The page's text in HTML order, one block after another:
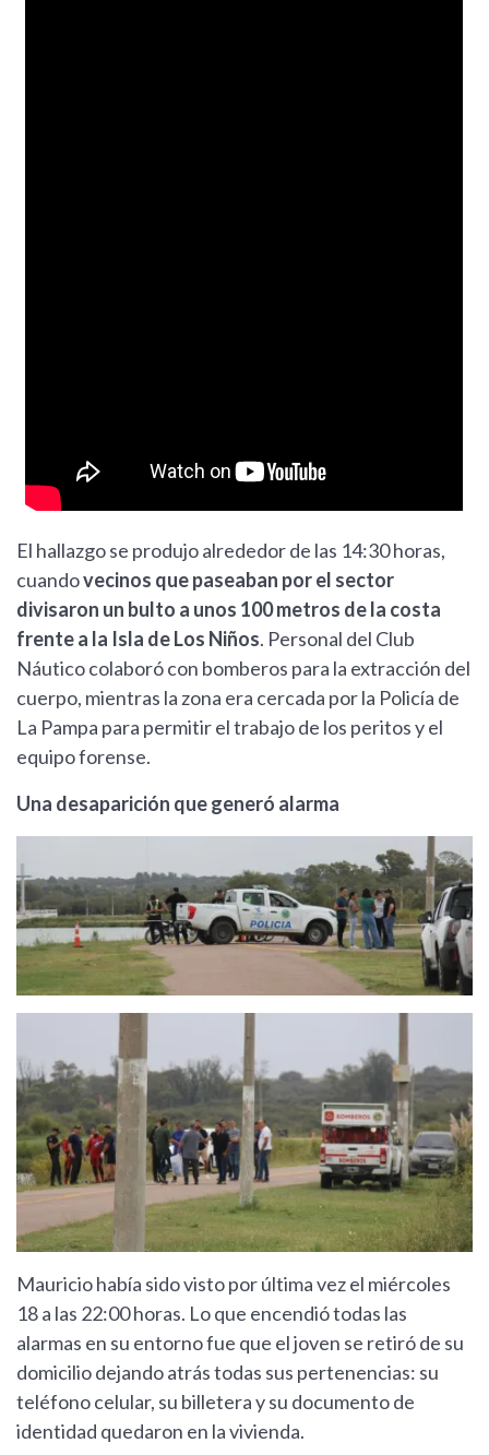
El hallazgo se produjo alrededor de las 14:30 horas,
cuandovecinos que paseaban por el sector
divisaron un bulto a unos 100 metros de la costa
frente a la Isla de Los Niños. Personal del Club
Náutico colaboró con bomberos para la extracción del
cuerpo, mientras la zona era cercada por la Policía de
La Pampa para permitir el trabajo de los peritos y el
equipo forense.
Una desaparición que generó alarma
Mauricio había sido visto por última vez el miércoles
18 a las 22:00 horas. Lo que encendió todas las
alarmas en su entorno fue que el joven se retiró de su
domicilio dejando atrás todas sus pertenencias: su
teléfono celular, su billetera y su documento de
identidad quedaron en la vivienda.